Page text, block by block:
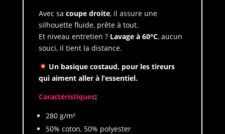
Avec sa coupe droite, il assure une
silhouette fluide, prête à tout.
Et niveau entretien ? Lavage à 60°C, aucun
souci, il tient la distance.
Un basique costaud, pour les tireurs
qui aiment aller à l’essentiel.
Caractéristiques:
280 g/m²
50% coton, 50% polyester